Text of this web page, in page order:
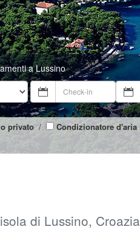
a Lussino
privato/ Condizionatore d'aria
di Lussino, Croazia